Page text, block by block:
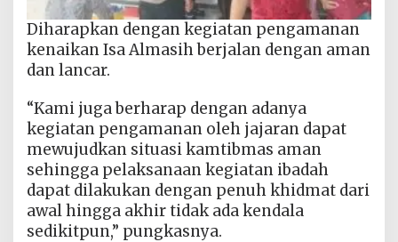
Diharapkan dengan kegiatan pengamanan
kenaikan Isa Almasih berjalan dengan aman
dan lancar.
“Kami juga berharap dengan adanya
kegiatan pengamanan oleh jajaran dapat
mewujudkan situasi kamtibmas aman
sehingga pelaksanaan kegiatan ibadah
dapat dilakukan dengan penuh khidmat dari
awal hingga akhir tidak ada kendala
sedikitpun,” pungkasnya.